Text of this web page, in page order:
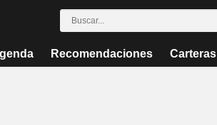
Recomendaciones Carteras